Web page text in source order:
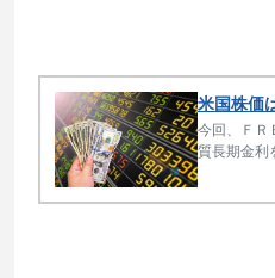
米国株価
今回、ＦＲ
質長期金利